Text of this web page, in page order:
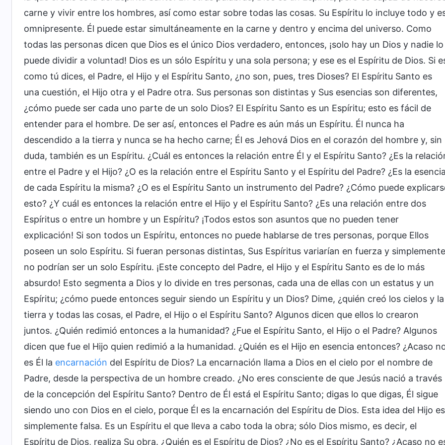
carne y vivir entre los hombres, así como estar sobre todas las cosas. Su Espíritu lo incluye todo y
omnipresente. Él puede estar simultáneamente en la carne y dentro y encima del universo. Como
todas las personas dicen que Dios es el único Dios verdadero, entonces, ¡solo hay un Dios y nadie lo
puede dividir a voluntad! Dios es un sólo Espíritu y una sola persona; y ese es el Espíritu de Dios. Si
como tú dices, el Padre, el Hijo y el Espíritu Santo, ¿no son, pues, tres Dioses? El Espíritu Santo es
una cuestión, el Hijo otra y el Padre otra. Sus personas son distintas y Sus esencias son diferentes,
¿cómo puede ser cada uno parte de un solo Dios? El Espíritu Santo es un Espíritu; esto es fácil de
entender para el hombre. De ser así, entonces el Padre es aún más un Espíritu. Él nunca ha
descendido a la tierra y nunca se ha hecho carne; Él es Jehová Dios en el corazón del hombre y, sin
duda, también es un Espíritu. ¿Cuál es entonces la relación entre Él y el Espíritu Santo? ¿Es la
entre el Padre y el Hijo? ¿O es la relación entre el Espíritu Santo y el Espíritu del Padre? ¿Es la esencia
de cada Espíritu la misma? ¿O es el Espíritu Santo un instrumento del Padre? ¿Cómo puede
esto? ¿Y cuál es entonces la relación entre el Hijo y el Espíritu Santo? ¿Es una relación entre dos
Espíritus o entre un hombre y un Espíritu? ¡Todos estos son asuntos que no pueden tener
explicación! Si son todos un Espíritu, entonces no puede hablarse de tres personas, porque Ellos
poseen un solo Espíritu. Si fueran personas distintas, Sus Espíritus variarían en fuerza y simplemente
no podrían ser un solo Espíritu. ¡Este concepto del Padre, el Hijo y el Espíritu Santo es de lo más
absurdo! Esto segmenta a Dios y lo divide en tres personas, cada una de ellas con un estatus y un
Espíritu; ¿cómo puede entonces seguir siendo un Espíritu y un Dios? Dime, ¿quién creó los cielos y la
tierra y todas las cosas, el Padre, el Hijo o el Espíritu Santo? Algunos dicen que ellos lo crearon
juntos. ¿Quién redimió entonces a la humanidad? ¿Fue el Espíritu Santo, el Hijo o el Padre? Algunos
dicen que fue el Hijo quien redimió a la humanidad. ¿Quién es el Hijo en esencia entonces? ¿Acaso
es Él la encarnación del Espíritu de Dios? La encarnación llama a Dios en el cielo por el nombre de
Padre, desde la perspectiva de un hombre creado. ¿No eres consciente de que Jesús nació a través
de la concepción del Espíritu Santo? Dentro de Él está el Espíritu Santo; digas lo que digas, Él sigue
siendo uno con Dios en el cielo, porque Él es la encarnación del Espíritu de Dios. Esta idea del Hijo es
simplemente falsa. Es un Espíritu el que lleva a cabo toda la obra; sólo Dios mismo, es decir, el
Espíritu de Dios, realiza Su obra. ¿Quién es el Espíritu de Dios? ¿No es el Espíritu Santo? ¿Acaso no